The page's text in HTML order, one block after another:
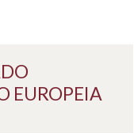
EUROPEIA